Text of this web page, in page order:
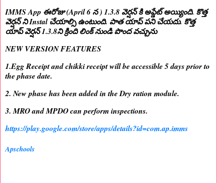
IMMS App ఈరోజు (April 6 న ) 1.3.8 వెర్షన్ కి అప్డేట్ అయ్యింది. కొత్త
వెర్షన్ ని Instal చేయాల్సి ఉంటుంది. పాత యాప్ పని చేయదు. కొత్త
యాప్ వెర్షన్ 1.3.8ని క్రింది లింక్ నుండి పొంద వచ్చును
NEW VERSION FEATURES
1.Egg Receipt and chikki receipt will be accessible 5 days prior to
the phase date.
2. New phase has been added in the Dry ration module.
3. MRO and MPDO can perform inspections.
https://play.google.com/store/apps/details?id=com.ap.imms
Apschools